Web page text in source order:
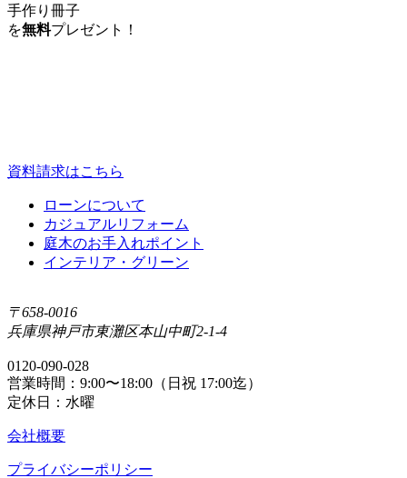
手作り冊子
を無料プレゼント！
資料請求はこちら
ローンについて
カジュアルリフォーム
庭⽊のお⼿⼊れポイント
インテリア・グリーン
〒658-0016
兵庫県神戸市東灘区本山中町2-1-4
0120-090-028
営業時間：9:00〜18:00（日祝 17:00迄）
定休日：水曜
会社概要
プライバシーポリシー